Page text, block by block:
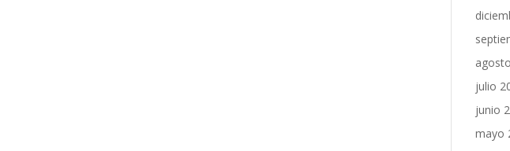
julio
junio
mayo